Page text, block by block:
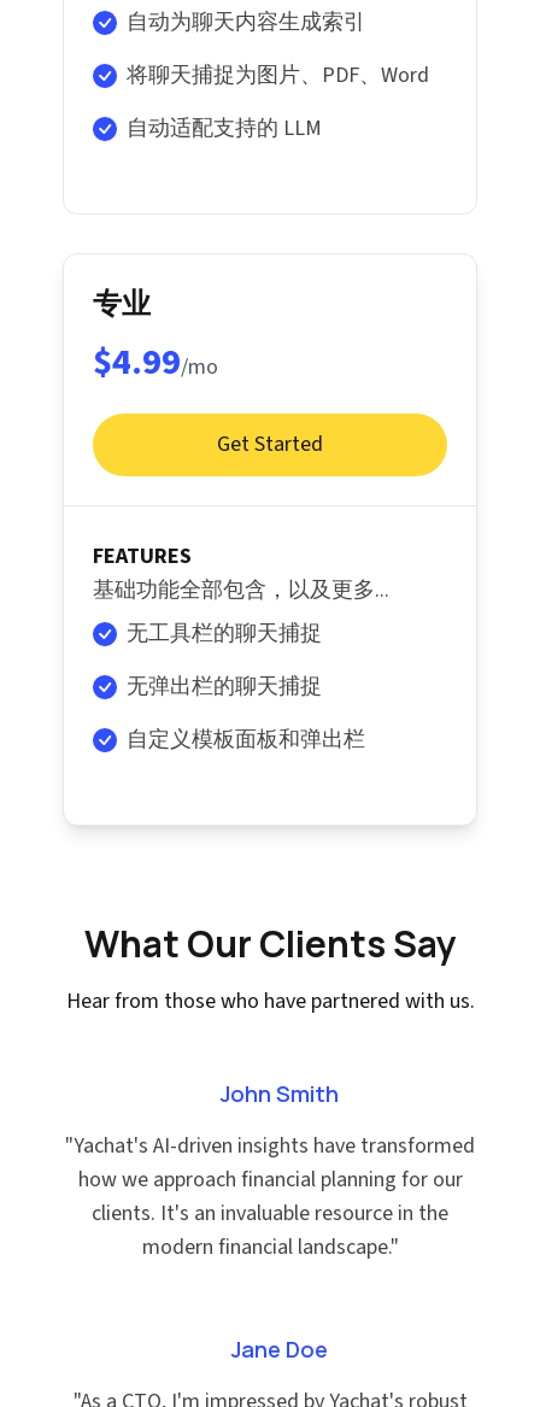
自动为聊天内容生成索引
将聊天捕捉为图片、PDF、Word
自动适配支持的 LLM
专业
$4.99/mo
Get Started
FEATURES
基础功能全部包含，以及更多...
无工具栏的聊天捕捉
无弹出栏的聊天捕捉
自定义模板面板和弹出栏
What Our Clients Say
Hear from those who have partnered with us.
John Smith
"Yachat's AI-driven insights have transformed
how we approach financial planning for our
clients. It's an invaluable resource in the
modern financial landscape."
Jane Doe